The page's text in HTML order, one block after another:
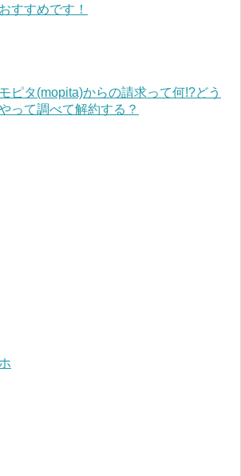
おすすめです！
モピタ(mopita)からの請求って何!?どう
って調べて解約する？